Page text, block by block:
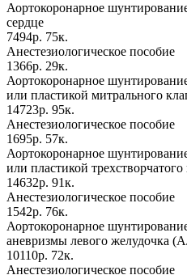
Аортокоронарное
сердце
7494р. 75к.
Анестезиологическое пособие
1366р. 29к.
Аортокоронарное
или пластикой митрального
14723р. 95к.
Анестезиологическое пособие
1695р. 57к.
Аортокоронарное
или пластикой трехстворчатого
14632р. 91к.
Анестезиологическое пособие
1542р. 76к.
Аортокоронарное
аневризмы левого желудочка
10110р. 72к.
Анестезиологическое пособие